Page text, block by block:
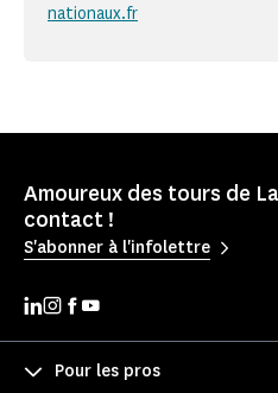
nationaux.fr
Amoureux des tours de
contact !
S'abonner à l'infolettre
Pour les pros